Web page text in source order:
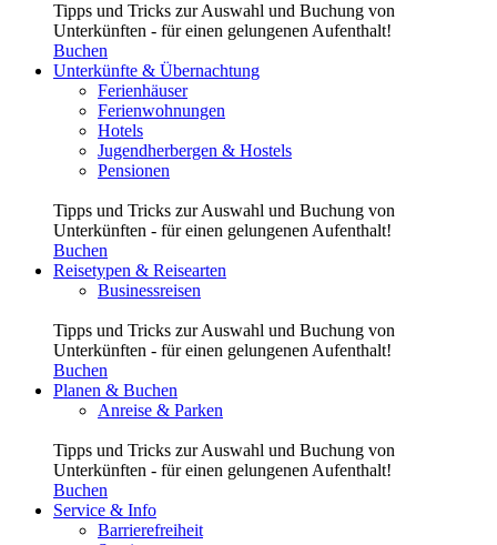
Tipps und Tricks zur Auswahl und Buchung von
Unterkünften - für einen gelungenen Aufenthalt!
Buchen
Unterkünfte & Übernachtung
Ferienhäuser
Ferienwohnungen
Hotels
Jugendherbergen & Hostels
Pensionen
Tipps und Tricks zur Auswahl und Buchung von
Unterkünften - für einen gelungenen Aufenthalt!
Buchen
Reisetypen & Reisearten
Businessreisen
Tipps und Tricks zur Auswahl und Buchung von
Unterkünften - für einen gelungenen Aufenthalt!
Buchen
Planen & Buchen
Anreise & Parken
Tipps und Tricks zur Auswahl und Buchung von
Unterkünften - für einen gelungenen Aufenthalt!
Buchen
Service & Info
Barrierefreiheit